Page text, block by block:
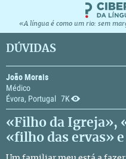
«A língua é como um rio: sem
DÚVIDAS
João Morais
Médico
Évora, Portugal 7K
«Filho da Igreja»,
«filho das ervas»